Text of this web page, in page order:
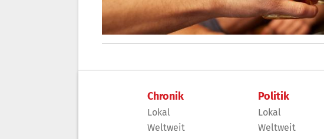
Chronik
Lokal
Weltweit
Politik
Lokal
Weltweit